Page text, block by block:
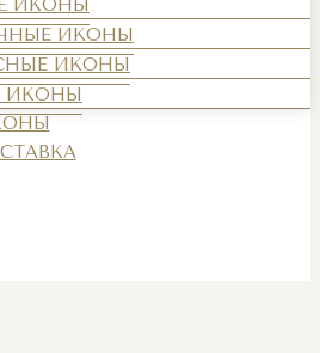
ИКОНЫ
ИКОНЫ
ИКОНЫ